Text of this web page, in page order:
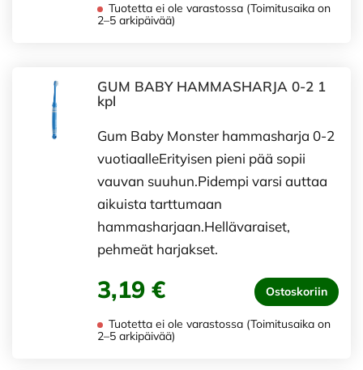
Tuotetta ei ole varastossa (Toimitusaika on
2–5 arkipäivää)
GUM BABY HAMMASHARJA 0-2 1
kpl
Gum Baby Monster hammasharja 0-2
vuotiaalleErityisen pieni pää sopii
vauvan suuhun.Pidempi varsi auttaa
aikuista tarttumaan
hammasharjaan.Hellävaraiset,
pehmeät harjakset.
3,19 € Ostoskoriin
Tuotetta ei ole varastossa (Toimitusaika on
2–5 arkipäivää)